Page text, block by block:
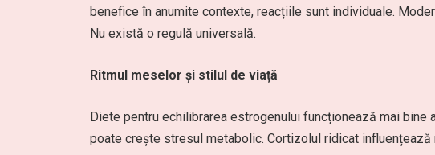
benefice în anumite contexte, reacțiile sunt individuale.
Nu există o regulă universală.
Ritmul meselor și stilul de viață
Diete pentru echilibrarea estrogenului funcționează mai
poate crește stresul metabolic. Cortizolul ridicat